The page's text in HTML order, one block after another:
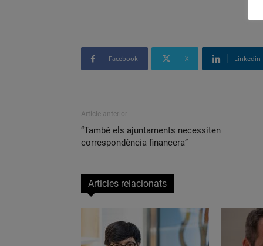
Facebook X Linkedin
Article anterior
“També els ajuntaments necessiten
correspondència financera”
Articles relacionats